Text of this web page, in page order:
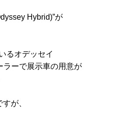
Hybrid)”が
るオデッセイ
ラーで展示車の用意が
が、